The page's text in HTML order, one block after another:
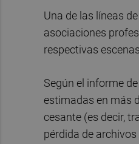
Una de las líneas
asociaciones
respectivas
Según el informe
estimadas en más
cesante (es decir,
pérdida de